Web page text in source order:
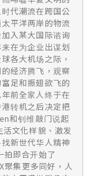
代潮流在跨国公
平洋两岸的物流
入某大国际谘询
在为企业出谋划
各大机场之际，
经济腾飞，观察
足和振翅欲飞的
前全家人终于在
转机之后决定把
和钊维敲门说起
文化样貌、激发
新世代华人精神
拍即合开始了
聚集更多同好，人